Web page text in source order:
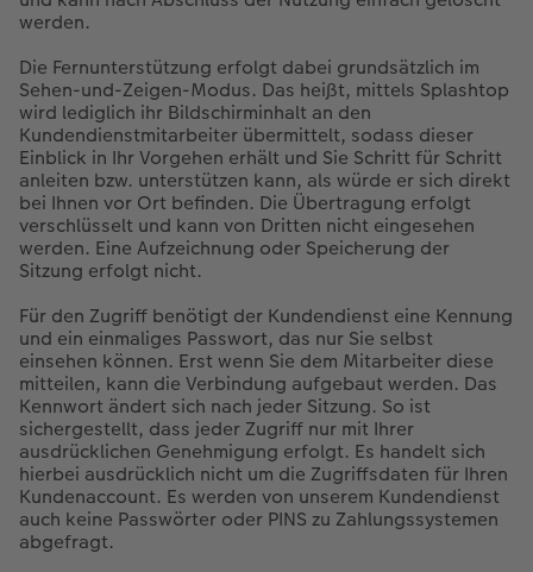
werden.
Die Fernunterstützung erfolgt dabei grundsätzlich im
Sehen-und-Zeigen-Modus. Das heißt, mittels Splashtop
wird lediglich ihr Bildschirminhalt an den
Kundendienstmitarbeiter übermittelt, sodass dieser
Einblick in Ihr Vorgehen erhält und Sie Schritt für Schritt
anleiten bzw. unterstützen kann, als würde er sich direkt
bei Ihnen vor Ort befinden. Die Übertragung erfolgt
verschlüsselt und kann von Dritten nicht eingesehen
werden. Eine Aufzeichnung oder Speicherung der
Sitzung erfolgt nicht.
Für den Zugriff benötigt der Kundendienst eine Kennung
und ein einmaliges Passwort, das nur Sie selbst
einsehen können. Erst wenn Sie dem Mitarbeiter diese
mitteilen, kann die Verbindung aufgebaut werden. Das
Kennwort ändert sich nach jeder Sitzung. So ist
sichergestellt, dass jeder Zugriff nur mit Ihrer
ausdrücklichen Genehmigung erfolgt. Es handelt sich
hierbei ausdrücklich nicht um die Zugriffsdaten für Ihren
Kundenaccount. Es werden von unserem Kundendienst
auch keine Passwörter oder PINS zu Zahlungssystemen
abgefragt.